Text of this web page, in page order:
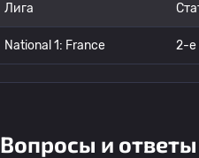
Лига
National 1: France 2-е
Вопросы и ответы